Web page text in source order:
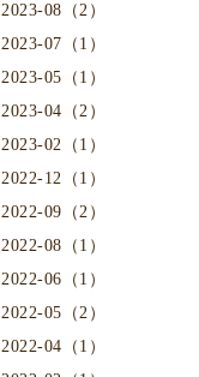
2023-08（2）
2023-07（1）
2023-05（1）
2023-04（2）
2023-02（1）
2022-12（1）
2022-09（2）
2022-08（1）
2022-06（1）
2022-05（2）
2022-04（1）